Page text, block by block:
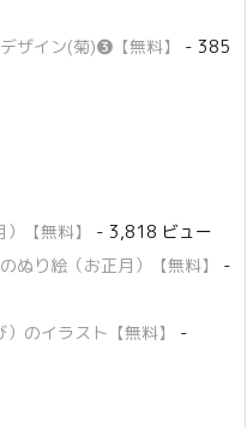
ザイン(菊)❸【無料】
- 385
【無料】
- 3,818 ビュー
ぬり絵（お正月）【無料】
-
のイラスト【無料】
-